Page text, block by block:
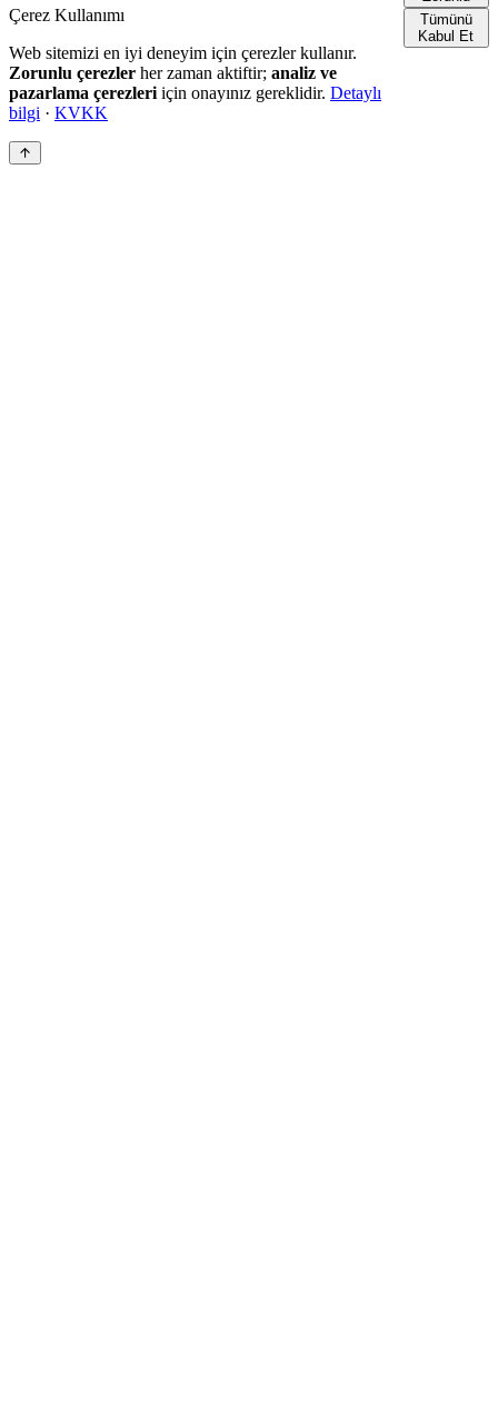
Çerez Kullanımı
Web sitemizi en iyi deneyim için çerezler kullanır.
Zorunlu çerezler her zaman aktiftir; analiz ve
pazarlama çerezleri için onayınız gereklidir. Detaylı
bilgi · KVKK
Tümünü
Kabul Et